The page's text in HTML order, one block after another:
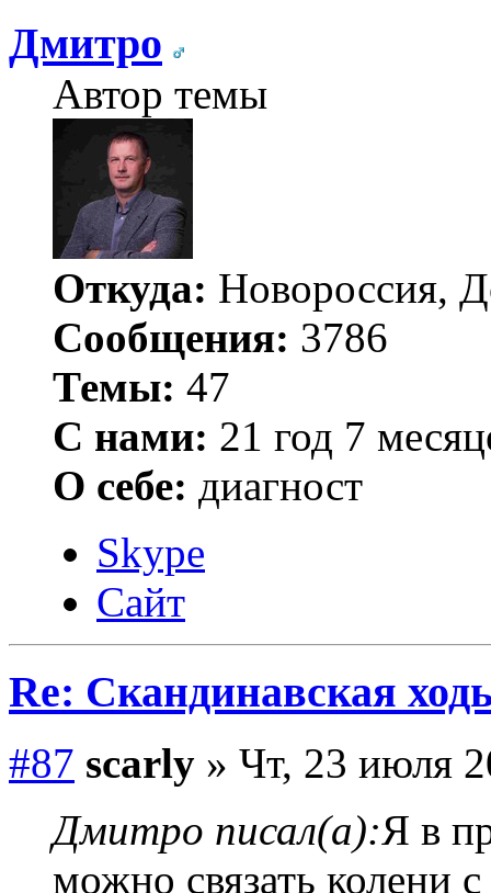
Дмитро
Автор темы
Откуда: Новороссия,
Сообщения: 3786
Темы: 47
С нами: 21 год 7
О себе: диагност
Skype
Сайт
Re: Скандинавская
#87 scarly » Чт, 23 июля
Дмитро писал(а):Я в
можно связать колени